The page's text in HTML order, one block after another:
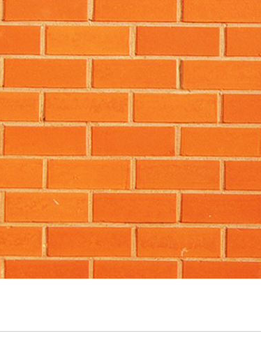
Productfoto's bewerken